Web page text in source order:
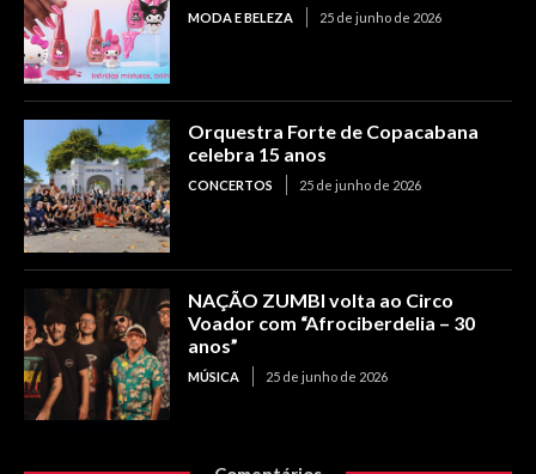
MODA E BELEZA 25 de junho de 2026
Orquestra Forte de Copacabana
celebra 15 anos
CONCERTOS 25 de junho de 2026
NAÇÃO ZUMBI volta ao Circo
Voador com “Afrociberdelia – 30
anos”
MÚSICA 25 de junho de 2026